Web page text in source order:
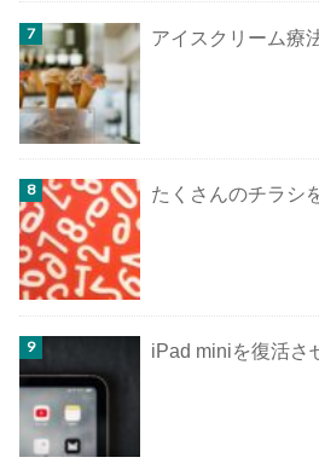
アイスクリーム療
たくさんのチラシ
iPad miniを復活さ